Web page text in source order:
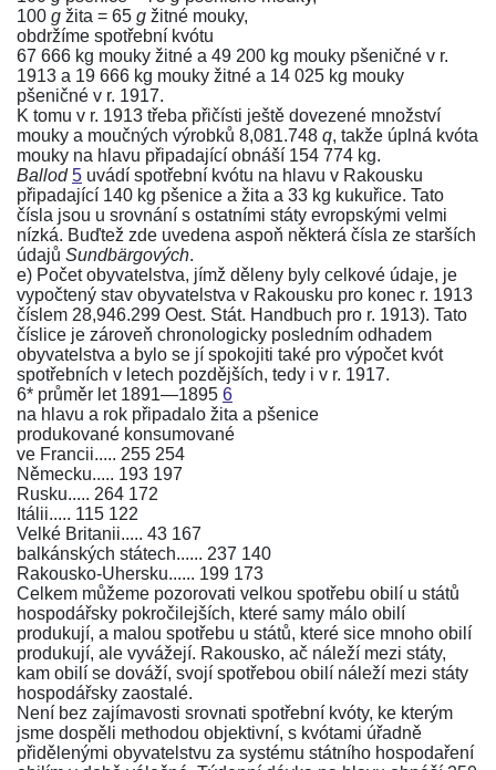
100 g žita = 65 g žitné mouky,
obdržíme spotřební kvótu
67 666 kg mouky žitné a 49 200 kg mouky pšeničné v r.
1913 a 19 666 kg mouky žitné a 14 025 kg mouky
pšeničné v r. 1917.
K tomu v r. 1913 třeba přičísti ještě dovezené množství
mouky a moučných výrobků 8,081.748 q, takže úplná kvóta
mouky na hlavu připadající obnáší 154 774 kg.
Ballod 5 uvádí spotřební kvótu na hlavu v Rakousku
připadající 140 kg pšenice a žita a 33 kg kukuřice. Tato
čísla jsou u srovnání s ostatními státy evropskými velmi
nízká. Buďtež zde uvedena aspoň některá čísla ze starších
údajů Sundbärgových.
e) Počet obyvatelstva, jímž děleny byly celkové údaje, je
vypočtený stav obyvatelstva v Rakousku pro konec r. 1913
číslem 28,946.299 Oest. Stát. Handbuch pro r. 1913). Tato
číslice je zároveň chronologicky posledním odhadem
obyvatelstva a bylo se jí spokojiti také pro výpočet kvót
spotřebních v letech pozdějších, tedy i v r. 1917.
6* průměr let 1891—1895 6
na hlavu a rok připadalo žita a pšenice
produkované konsumované
ve Francii..... 255 254
Německu..... 193 197
Rusku..... 264 172
Itálii..... 115 122
Velké Britanii..... 43 167
balkánských státech...... 237 140
Rakousko-Uhersku...... 199 173
Celkem můžeme pozorovati velkou spotřebu obilí u států
hospodářsky pokročilejších, které samy málo obilí
produkují, a malou spotřebu u států, které sice mnoho obilí
produkují, ale vyvážejí. Rakousko, ač náleží mezi státy,
kam obilí se dováží, svojí spotřebou obilí náleží mezi státy
hospodářsky zaostalé.
Není bez zajímavosti srovnati spotřební kvóty, ke kterým
jsme dospěli methodou objektivní, s kvótami úřadně
přidělenými obyvatelstvu za systému státního hospodaření